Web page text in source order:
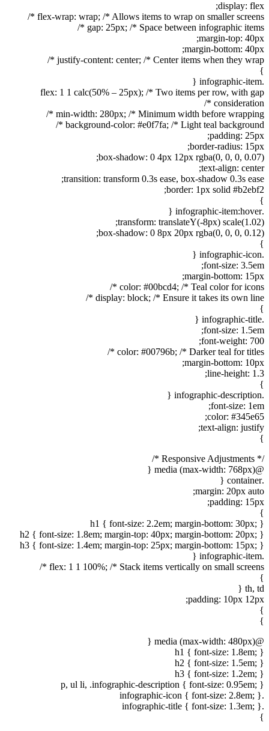
display: flex;
flex-wrap: wrap; /* Allows items to wrap on smaller screens */
gap: 25px; /* Space between infographic items */
margin-top: 40px;
margin-bottom: 40px;
justify-content: center; /* Center items when they wrap */
}
.infographic-item {
flex: 1 1 calc(50% – 25px); /* Two items per row, with gap
consideration */
min-width: 280px; /* Minimum width before wrapping */
background-color: #e0f7fa; /* Light teal background */
padding: 25px;
border-radius: 15px;
box-shadow: 0 4px 12px rgba(0, 0, 0, 0.07);
text-align: center;
transition: transform 0.3s ease, box-shadow 0.3s ease;
border: 1px solid #b2ebf2;
}
.infographic-item:hover {
transform: translateY(-8px) scale(1.02);
box-shadow: 0 8px 20px rgba(0, 0, 0, 0.12);
}
.infographic-icon {
font-size: 3.5em;
margin-bottom: 15px;
color: #00bcd4; /* Teal color for icons */
display: block; /* Ensure it takes its own line */
}
.infographic-title {
font-size: 1.5em;
font-weight: 700;
color: #00796b; /* Darker teal for titles */
margin-bottom: 10px;
line-height: 1.3;
}
.infographic-description {
font-size: 1em;
color: #345e65;
text-align: justify;
}
/* Responsive Adjustments */
@media (max-width: 768px) {
.container {
margin: 20px auto;
padding: 15px;
}
h1 { font-size: 2.2em; margin-bottom: 30px; }
h2 { font-size: 1.8em; margin-top: 40px; margin-bottom: 20px; }
h3 { font-size: 1.4em; margin-top: 25px; margin-bottom: 15px; }
.infographic-item {
flex: 1 1 100%; /* Stack items vertically on small screens */
}
th, td {
padding: 10px 12px;
}
}
@media (max-width: 480px) {
h1 { font-size: 1.8em; }
h2 { font-size: 1.5em; }
h3 { font-size: 1.2em; }
p, ul li, .infographic-description { font-size: 0.95em; }
.infographic-icon { font-size: 2.8em; }
.infographic-title { font-size: 1.3em; }
}